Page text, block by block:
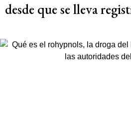
desde que se lleva